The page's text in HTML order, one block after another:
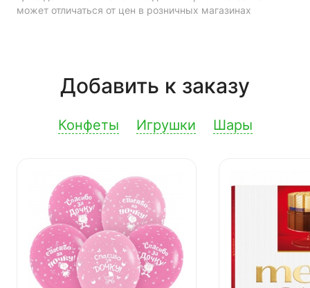
может отличаться от цен в розничных магазинах
Добавить к заказу
Конфеты Игрушки Шары